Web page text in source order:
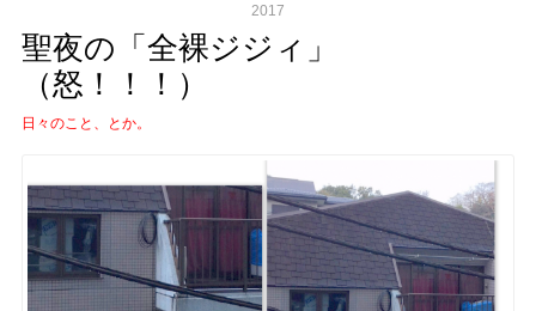
2017
聖夜の「全裸ジジィ」
（怒！！！）
日々のこと、とか。